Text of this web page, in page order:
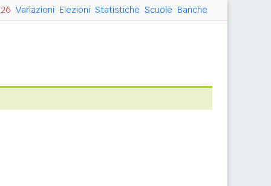
Variazioni Elezioni Statistiche Scuole Banche